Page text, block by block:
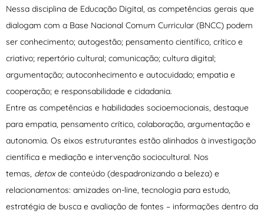
Nessa disciplina de Educação Digital, as competências gerais que
dialogam com a Base Nacional Comum Curricular (BNCC) podem
ser conhecimento; autogestão; pensamento científico, crítico e
criativo; repertório cultural; comunicação; cultura digital;
argumentação; autoconhecimento e autocuidado; empatia e
cooperação; e responsabilidade e cidadania.
Entre as competências e habilidades socioemocionais, destaque
para empatia, pensamento crítico, colaboração, argumentação e
autonomia. Os eixos estruturantes estão alinhados à investigação
científica e mediação e intervenção sociocultural. Nos
temas, detoxde conteúdo (despadronizando a beleza) e
relacionamentos: amizades on-line, tecnologia para estudo,
estratégia de busca e avaliação de fontes – informações dentro da